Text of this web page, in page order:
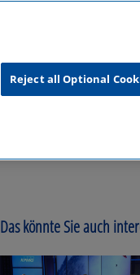
Das könnte Sie auch
Reject all Optional